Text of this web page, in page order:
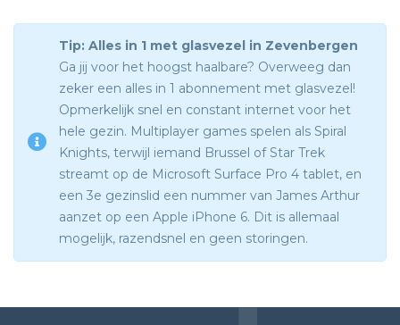
Tip: Alles in 1 met glasvezel in Zevenbergen
Ga jij voor het hoogst haalbare? Overweeg dan
zeker een alles in 1 abonnement met glasvezel!
Opmerkelijk snel en constant internet voor het
hele gezin. Multiplayer games spelen als Spiral
Knights, terwijl iemand Brussel of Star Trek
streamt op de Microsoft Surface Pro 4 tablet, en
een 3e gezinslid een nummer van James Arthur
aanzet op een Apple iPhone 6. Dit is allemaal
mogelijk, razendsnel en geen storingen.